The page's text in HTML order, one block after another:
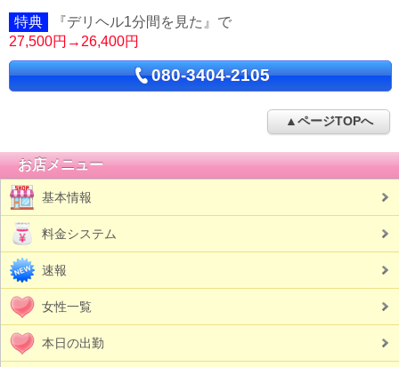
特典
『デリヘル1分間を見た』で
27,500円→26,400円
080-3404-2105
▲ページTOPへ
お店メニュー
基本情報
料金システム
速報
女性一覧
本日の出勤